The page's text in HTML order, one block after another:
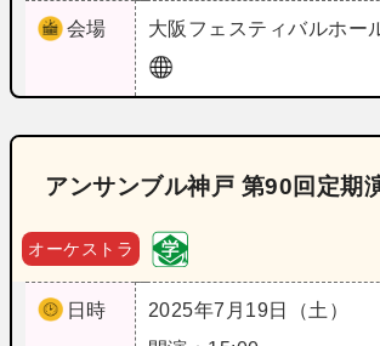
会場 大阪 フェスティバルホー
アンサンブル神戸 第90回定期
オーケストラ
日時
2025年7月19日（土）